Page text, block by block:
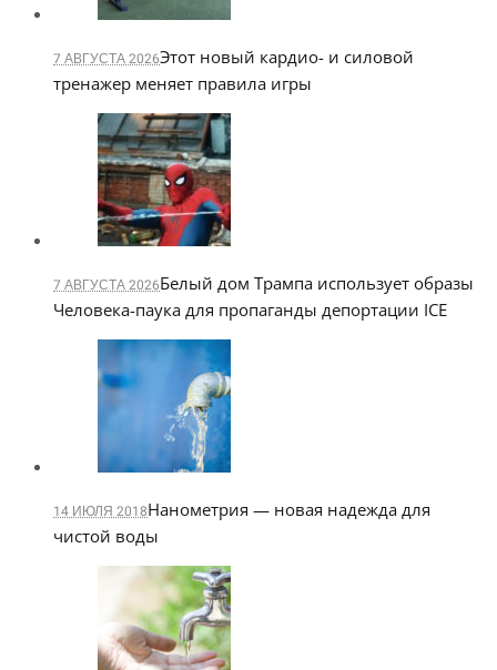
7 АВГУСТА 2026Этот новый кардио- и силовой
тренажер меняет правила игры
7 АВГУСТА 2026Белый дом Трампа использует образы
Человека-паука для пропаганды депортации ICE
14 ИЮЛЯ 2018Нанометрия — новая надежда для
чистой воды